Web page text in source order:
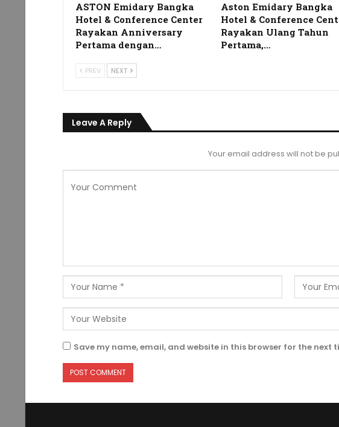
ASTON Emidary Bangka
Hotel & Conference Center
Rayakan Anniversary
Pertama dengan…
Aston Emidary Bangka
Hotel & Conference
Rayakan Ulang Tahun
Pertama,…
PREV NEXT
Leave A Reply
Your email address will not be
Save my name, email, and website in this browser for the next